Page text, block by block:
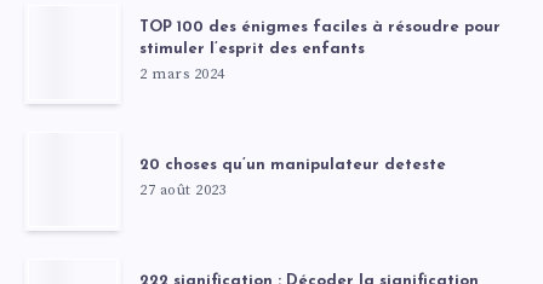
TOP 100 des énigmes faciles à résoudre pour
stimuler l’esprit des enfants
2 mars 2024
20 choses qu’un manipulateur deteste
27 août 2023